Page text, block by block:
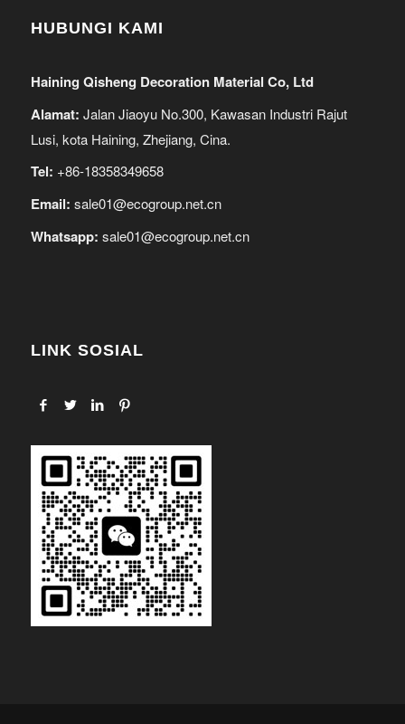
HUBUNGI KAMI
Haining Qisheng Decoration Material Co, Ltd
Alamat: Jalan Jiaoyu No.300, Kawasan Industri Rajut
Lusi, kota Haining, Zhejiang, Cina.
Tel: +86-18358349658
Email: sale01@ecogroup.net.cn
Whatsapp: sale01@ecogroup.net.cn
LINK SOSIAL